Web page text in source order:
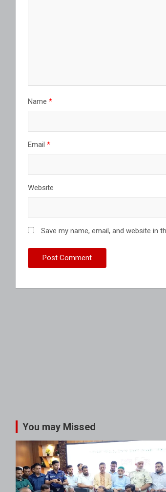
Name *
Email *
Website
Save my name, email, and website in
You may Missed